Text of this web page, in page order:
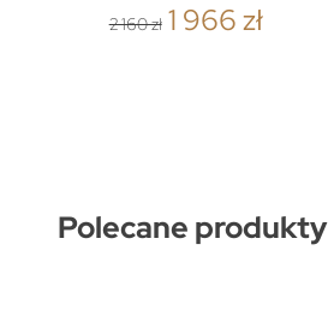
2 160 zł 1 966 zł
Polecane produkty